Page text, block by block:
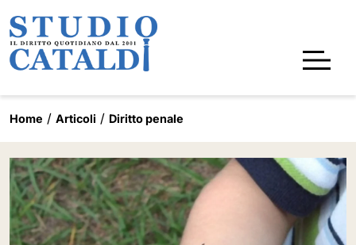
Home Articoli Diritto penale